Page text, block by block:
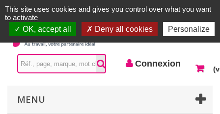
Contactez-nous
Connexion
MENU
This site uses cookies and gives you control over what you want
to activate
OK, accept all
Deny all cookies Personalize